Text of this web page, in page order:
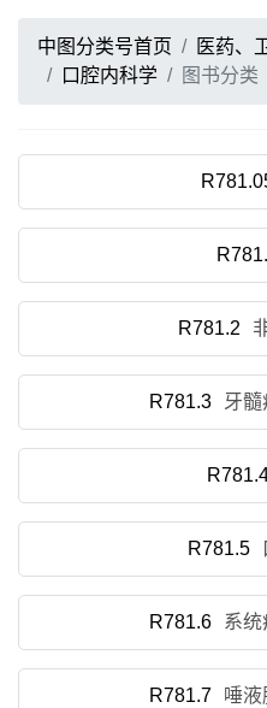
中图分类号首页 医药、
口腔内科学
图书分类
R781.2
R781.3 牙
R781.5
R781.6 系统
R781.7 唾液